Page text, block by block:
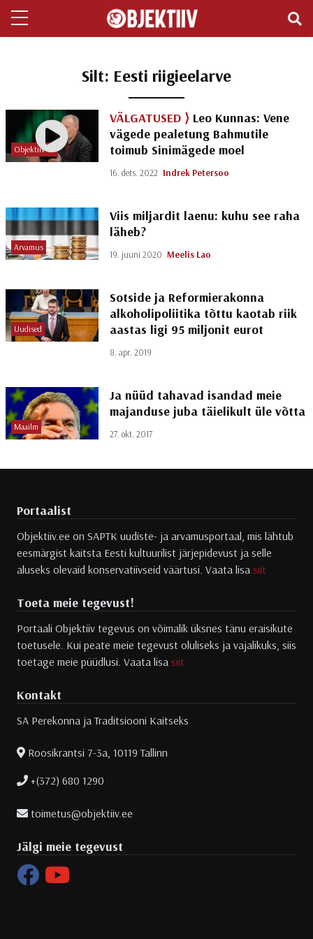
Silt: Eesti riigieelarve
Objektiiv TV
VÄLGATUSED ⟩ Leo Kunnas: Vene
vägede pealetung Bahmutile
toimub Sinimägede moel
16. dets. 2022 Indrek Petersoo
Arvamus
Viis miljardit laenu: kuhu see raha
läheb?
19. juuni 2020 Meelis Lao
Uudised
Sotside ja Reformierakonna
alkoholipoliitika tõttu kaotab riik
aastas ligi 95 miljonit eurot
8. apr. 2019
Maailm
Ja nüüd tahavad isandad meie
majanduse juba täielikult üle võtta
27. okt. 2017
Portaalist
Objektiiv.ee on SAPTK uudiste- ja arvamusportaal, mis lähtub
eesmärgist kaitsta Eesti kultuurilist järjepidevust ja selle
aluseks olevaid konservatiivseid väärtusi. Vaata lisa siit
Toeta meie tegevust!
Portaali Objektiiv tegevus on võimalik üksnes tänu eraisikute
toetusele. Kui peate meie tegevust oluliseks ja vajalikuks, siis
toetage meie püüdlusi. Vaata lisa siit
Kontakt
SA Perekonna ja Traditsiooni Kaitseks
Roosikrantsi 7-3a, 10119 Tallinn
+(372) 680 1290
toimetus@objektiiv.ee
Jälgi meie tegevust